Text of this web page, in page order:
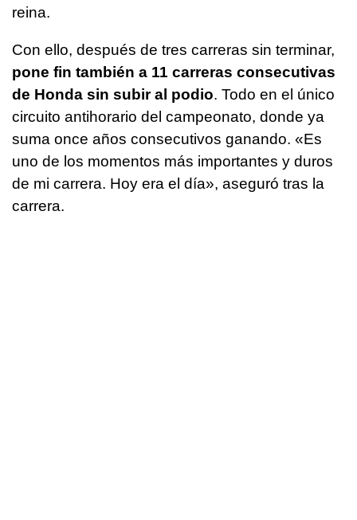
reina.
Con ello, después de tres carreras sin terminar,
pone fin también a 11 carreras consecutivas
de Honda sin subir al podio. Todo en el único
circuito antihorario del campeonato, donde ya
suma once años consecutivos ganando. «Es
uno de los momentos más importantes y duros
de mi carrera. Hoy era el día», aseguró tras la
carrera.